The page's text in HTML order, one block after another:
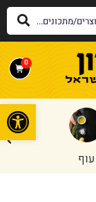
0
עוף